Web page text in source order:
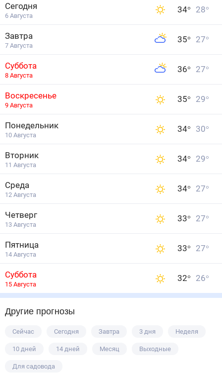
Сегодня
6 Августа
34° 28°
Завтра
7 Августа
35° 27°
Суббота
8 Августа
36° 27°
Воскресенье
9 Августа
35° 29°
Понедельник
10 Августа
34° 30°
Вторник
11 Августа
34° 29°
Среда
12 Августа
34° 27°
Четверг
13 Августа
33° 27°
Пятница
14 Августа
33° 27°
Суббота
15 Августа
32° 26°
Другие прогнозы
Сейчас Сегодня Завтра 3 дня Неделя
10 дней 14 дней Месяц Выходные
Для садовода